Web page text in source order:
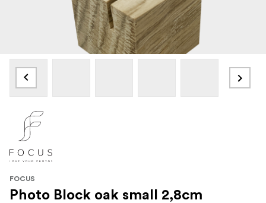
FOCUS
Photo Block oak small 2,8cm